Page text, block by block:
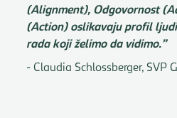
(Alignment), Odgovornost
(Action) oslikavaju profil
rada koji želimo da vidimo.”
- Claudia Schlossberger, SVP